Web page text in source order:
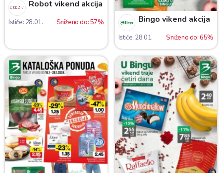
Robot vikend akcija
Ističe: 28.01. Sniženo do: 57% Bingo vikend akcija
Ističe: 28.01. Sniženo do: 65%